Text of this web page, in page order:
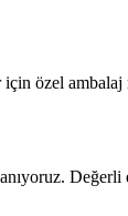
özel
Değerli